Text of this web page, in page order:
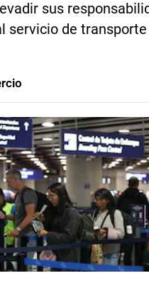
sus
servicio de transporte